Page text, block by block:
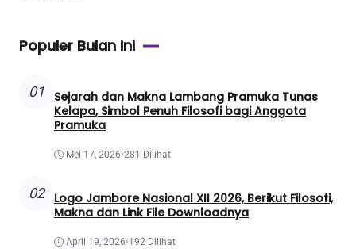
Populer Bulan Ini
01
Sejarah dan Makna Lambang Pramuka Tunas
Kelapa, Simbol Penuh Filosofi bagi Anggota
Pramuka
Mei 17, 2026•281 Dilihat
02
Logo Jambore Nasional XII 2026, Berikut Filosofi,
Makna dan Link File Downloadnya
April 19, 2026•192 Dilihat